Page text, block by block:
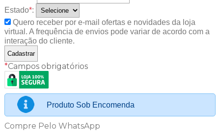
Estado*:
Quero receber por e-mail ofertas e novidades da loja
virtual. A frequência de envios pode variar de acordo com a
interação do cliente.
*Campos obrigatórios
Produto Sob Encomenda
Compre Pelo WhatsApp